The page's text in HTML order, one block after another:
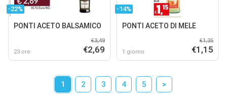
-22%
PONTI ACETO BALSAMICO
23 ore
€3,49
€2,69
-14%
PONTI ACETO DI MELE
1 giorno
€1,35
€1,15
1 2 3 4 5 >